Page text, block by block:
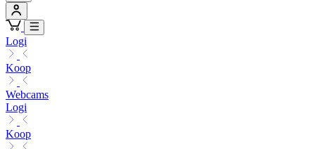
Logi
Koop
Webcams
Logi
Koop